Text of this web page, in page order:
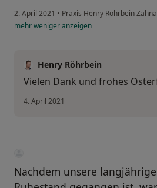
2. April 2021 • Praxis Henry Röhrbein
mehrwenigeranzeigen
Henry Röhrbein
Vielen Dank und frohes
4. April 2021
Nachdem unsere